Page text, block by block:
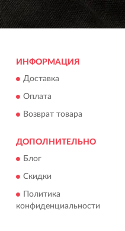
ИНФОРМАЦИЯ
Доставка
Оплата
Возврат товара
ДОПОЛНИТЕЛЬНО
Блог
Скидки
Политика
конфиденциальности